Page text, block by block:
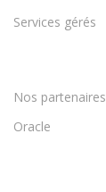
Services gérés
Nos partenaires
Oracle